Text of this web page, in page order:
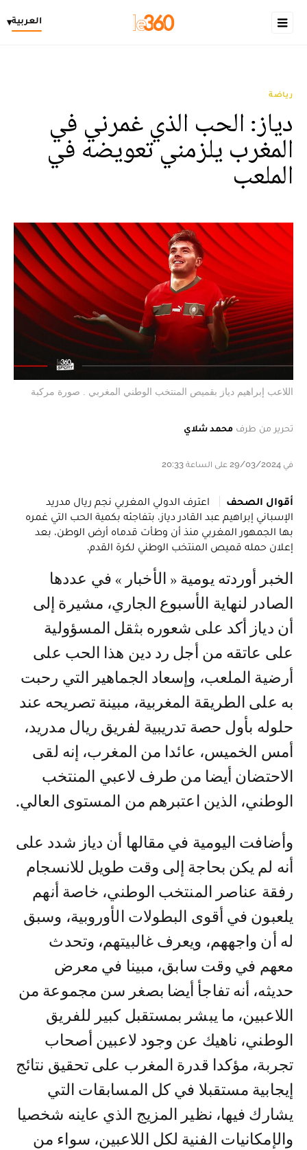
العربية▾
رياضة
دياز: الحب الذي غمرني في
المغرب يلزمني تعويضه في
الملعب
اللاعب إبراهيم دياز بقميص المنتخب الوطني المغربي . صورة مركبة
تحرير من طرف محمد شلاي
في 29/03/2024 على الساعة 20:33
أقوال الصحف
اعترف الدولي المغربي نجم ريال مدريد
الإسباني إبراهيم عبد القادر دياز، بتفاجئه بكمية الحب التي غمره
بها الجمهور المغربي منذ أن وطأت قدماه أرض الوطن، بعد
إعلان حمله قميص المنتخب الوطني لكرة القدم.
الخبر أوردته يومية « الأخبار » في عددها
الصادر لنهاية الأسبوع الجاري، مشيرة إلى
أن دياز أكد على شعوره بثقل المسؤولية
على عاتقه من أجل رد دين هذا الحب على
أرضية الملعب، وإسعاد الجماهير التي رحبت
به على الطريقة المغربية، مبينة تصريحه عند
حلوله بأول حصة تدريبية لفريق ريال مدريد،
أمس الخميس، عائدا من المغرب، إنه لقى
الاحتضان أيضا من طرف لاعبي المنتخب
الوطني، الذين اعتبرهم من المستوى العالي.
وأضافت اليومية في مقالها أن دياز شدد على
أنه لم يكن بحاجة إلى وقت طويل للانسجام
رفقة عناصر المنتخب الوطني، خاصة أنهم
يلعبون في أقوى البطولات الأوروبية، وسبق
له أن واجههم، ويعرف غالبيتهم، وتحدث
معهم في وقت سابق، مبينا في معرض
حديثه، أنه تفاجأ أيضا بصغر سن مجموعة من
اللاعبين، ما يبشر بمستقبل كبير للفريق
الوطني، ناهيك عن وجود لاعبين أصحاب
تجربة، مؤكدا قدرة المغرب على تحقيق نتائج
إيجابية مستقبلا في كل المسابقات التي
يشارك فيها، نظير المزيج الذي عاينه شخصيا
والإمكانيات الفنية لكل اللاعبين، سواء من